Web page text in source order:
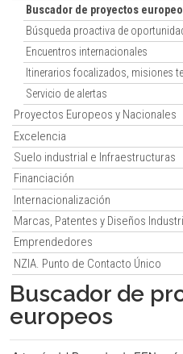
Buscador de proyectos
Búsqueda proactiva de
Encuentros internacionales
Itinerarios focalizados, misiones
Servicio de alertas
Proyectos Europeos y Nacionales
Excelencia
Suelo industrial e Infraestructuras
Financiación
Internacionalización
Marcas, Patentes y Diseños
Emprendedores
NZIA. Punto de Contacto Único
Buscador de
europeos